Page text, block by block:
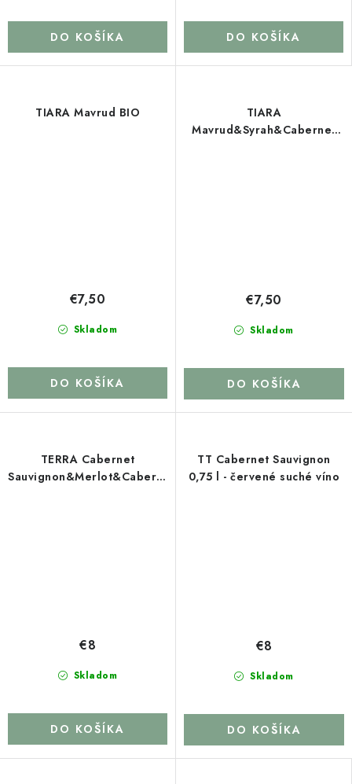
DO KOŠÍKA DO KOŠÍKA
TIARA Mavrud BIO
Skladom
€7,50
DO KOŠÍKA
TIARA
Mavrud&Syrah&Cabernet
Skladom
€7,50
DO KOŠÍKA
TERRA Cabernet
Sauvignon&Merlot&Cabernet
Skladom
€8
DO KOŠÍKA
TT Cabernet Sauvignon
0,75 l - červené suché víno
Skladom
€8
DO KOŠÍKA